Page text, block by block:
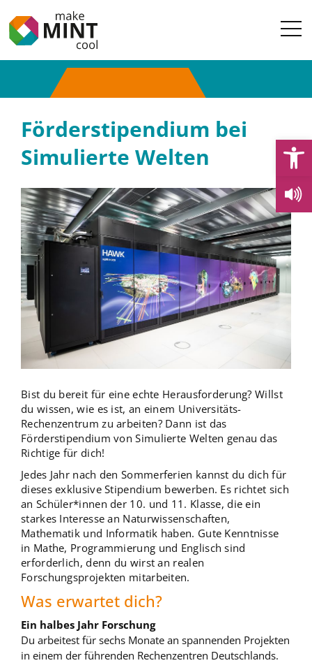
Förderstipendium bei
Simulierte Welten
Bist du bereit für eine echte Herausforderung? Willst
du wissen, wie es ist, an einem Universitäts-
Rechenzentrum zu arbeiten? Dann ist das
Förderstipendium von Simulierte Welten genau das
Richtige für dich!
Jedes Jahr nach den Sommerferien kannst du dich für
dieses exklusive Stipendium bewerben. Es richtet sich
an Schüler*innen der 10. und 11. Klasse, die ein
starkes Interesse an Naturwissenschaften,
Mathematik und Informatik haben. Gute Kenntnisse
in Mathe, Programmierung und Englisch sind
erforderlich, denn du wirst an realen
Forschungsprojekten mitarbeiten.
Was erwartet dich?
Ein halbes Jahr Forschung
Du arbeitest für sechs Monate an spannenden Projekten
in einem der führenden Rechenzentren Deutschlands.